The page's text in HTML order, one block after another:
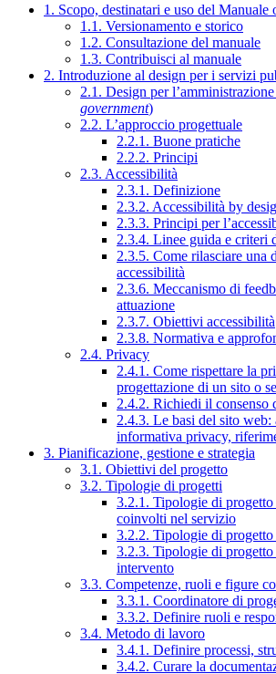
1. Scopo, destinatari e uso del Manuale
1.1. Versionamento e storico
1.2. Consultazione del manuale
1.3. Contribuisci al manuale
2. Introduzione al design per i servizi
2.1. Design per
government)
2.2. L’approccio progettuale
2.2.1. Buone pratiche
2.2.2. Principi
2.3. Accessibilità
2.3.1. Definizione
2.3.2. Accessibilità by
2.3.3. Principi per
2.3.4. Linee guida e criteri
2.3.5. Come rilasciare una
accessibilità
2.3.6. Meccanismo di
attuazione
2.3.7. Obiettivi accessibilità
2.3.8. Normativa e
2.4. Privacy
2.4.1. Come rispettare la
progettazione di un sito o
2.4.2. Richiedi il consenso
2.4.3. Le basi del sito web:
informativa privacy,
3. Pianificazione, gestione e strategia
3.1. Obiettivi del progetto
3.2. Tipologie di progetti
3.2.1. Tipologie di progetto
coinvolti nel servizio
3.2.2. Tipologie di progetto
3.2.3. Tipologie di progetto
intervento
3.3. Competenze, ruoli e figure
3.3.1. Coordinatore di
3.3.2. Definire ruoli e
3.4. Metodo di lavoro
3.4.1. Definire processi,
3.4.2. Curare la